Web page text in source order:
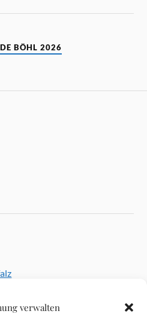
verwalten
BÖHL 2026